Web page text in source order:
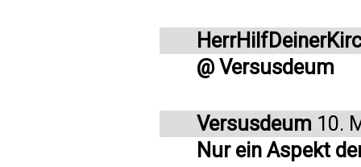
@ Versusdeum
Versusdeum 10.
Nur ein Aspekt